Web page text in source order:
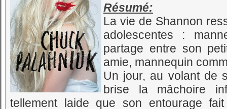
Résumé:
La vie de Shannon
adolescentes :
partage entre son
amie, mannequin
Un jour, au volant de
brise la mâchoire
tellement laide que son entourage